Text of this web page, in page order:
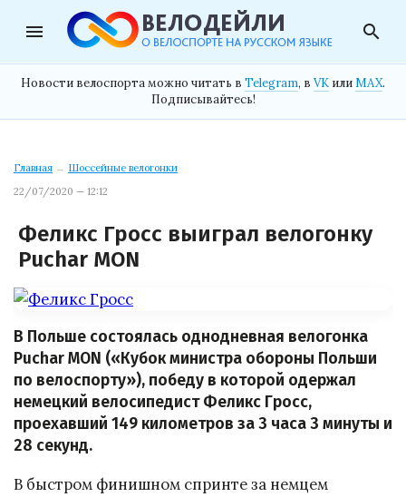
menu search
Новости велоспорта можно читать в Telegram, в VK илиMAX.
Подписывайтесь!
Главная → Шоссейные велогонки
22/07/2020 — 12:12
Феликс Гросс выиграл велогонку
Puchar MON
В Польше состоялась однодневная велогонка
Puchar MON («Кубок министра обороны Польши
по велоспорту»), победу в которой одержал
немецкий велосипедист Феликс Гросс,
проехавший 149 километров за 3 часа 3 минуты и
28 секунд.
В быстром финишном спринте за немцем